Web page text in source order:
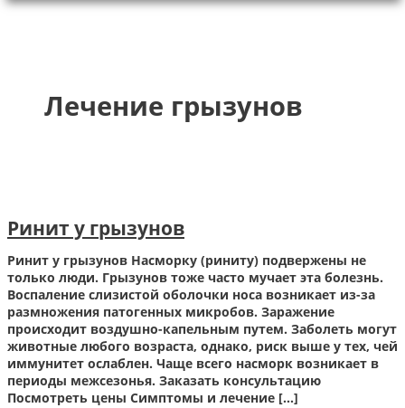
Лечение грызунов
Ринит у грызунов
Ринит у грызунов Насморку (риниту) подвержены не
только люди. Грызунов тоже часто мучает эта болезнь.
Воспаление слизистой оболочки носа возникает из-за
размножения патогенных микробов. Заражение
происходит воздушно-капельным путем. Заболеть могут
животные любого возраста, однако, риск выше у тех, чей
иммунитет ослаблен. Чаще всего насморк возникает в
периоды межсезонья. Заказать консультацию
Посмотреть цены Симптомы и лечение […]